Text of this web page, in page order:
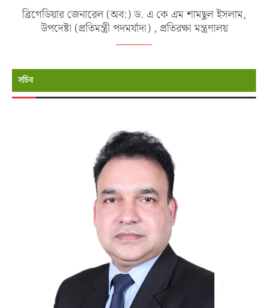
ব্রিগেডিয়ার জেনারেল (অব:) ড. এ কে এম শামছুল ইসলাম,
উপদেষ্টা (প্রতিমন্ত্রী পদমর্যাদা) , প্রতিরক্ষা মন্ত্রণালয়
সচিব